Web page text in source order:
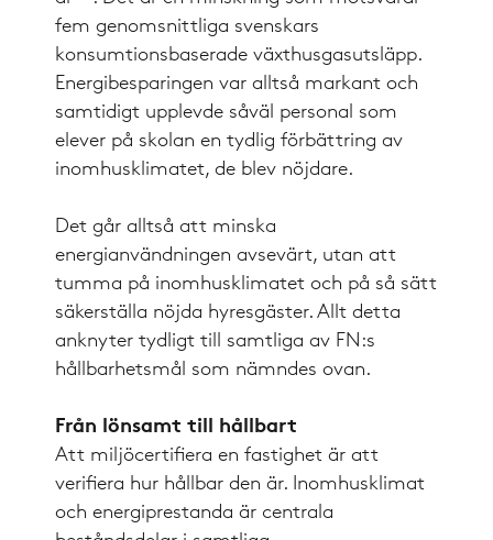
fem genomsnittliga svenskars
konsumtionsbaserade växthusgasutsläpp.
Energibesparingen var alltså markant och
samtidigt upplevde såväl personal som
elever på skolan en tydlig förbättring av
inomhusklimatet, de blev nöjdare.
Det går alltså att minska
energianvändningen avsevärt, utan att
tumma på inomhusklimatet och på så sätt
säkerställa nöjda hyresgäster. Allt detta
anknyter tydligt till samtliga av FN:s
hållbarhetsmål som nämndes ovan.
Från lönsamt till hållbart
Att miljöcertifiera en fastighet är att
verifiera hur hållbar den är. Inomhusklimat
och energiprestanda är centrala